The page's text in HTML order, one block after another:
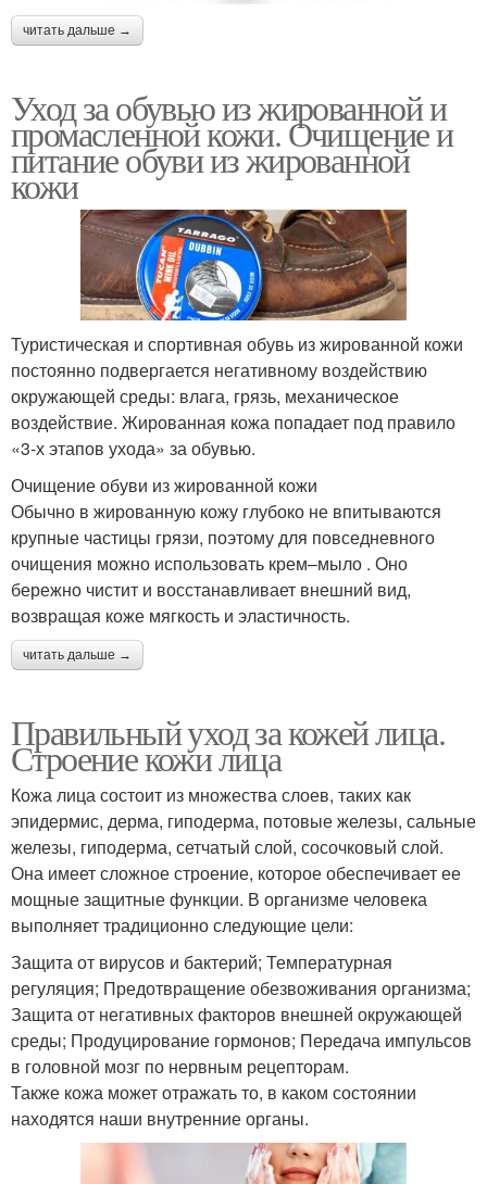
читать дальше →
Уход за обувью из жированной и
промасленной кожи. Очищение и
питание обуви из жированной
кожи
Туристическая и спортивная обувь из жированной кожи
постоянно подвергается негативному воздействию
окружающей среды: влага, грязь, механическое
воздействие. Жированная кожа попадает под правило
«3-х этапов ухода» за обувью.
Очищение обуви из жированной кожи
Обычно в жированную кожу глубоко не впитываются
крупные частицы грязи, поэтому для повседневного
очищения можно использовать крем–мыло . Оно
бережно чистит и восстанавливает внешний вид,
возвращая коже мягкость и эластичность.
читать дальше →
Правильный уход за кожей лица.
Строение кожи лица
Кожа лица состоит из множества слоев, таких как
эпидермис, дерма, гиподерма, потовые железы, сальные
железы, гиподерма, сетчатый слой, сосочковый слой.
Она имеет сложное строение, которое обеспечивает ее
мощные защитные функции. В организме человека
выполняет традиционно следующие цели:
Защита от вирусов и бактерий; Температурная
регуляция; Предотвращение обезвоживания организма;
Защита от негативных факторов внешней окружающей
среды; Продуцирование гормонов; Передача импульсов
в головной мозг по нервным рецепторам.
Также кожа может отражать то, в каком состоянии
находятся наши внутренние органы.